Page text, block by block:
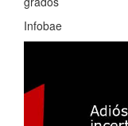
Infobae